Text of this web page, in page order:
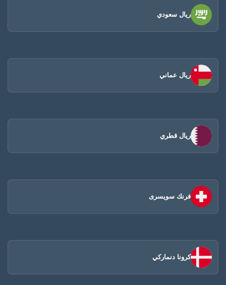
ريال سعودي
ريال عماني
ريال قطري
فرنك سويسرى
كرونا دنماركي